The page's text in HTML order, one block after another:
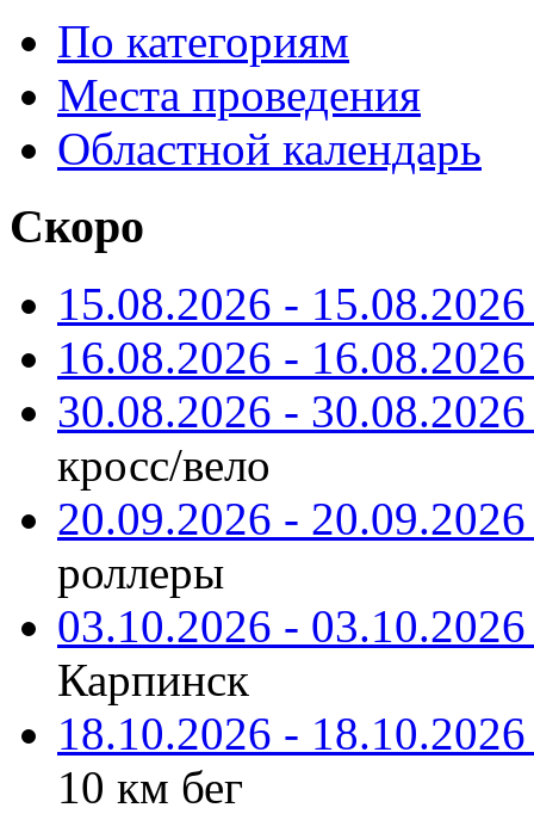
По категориям
Места проведения
Областной календарь
Скоро
15.08.2026 -
16.08.2026 -
30.08.2026 -
кросс/вело
20.09.2026 -
роллеры
03.10.2026 -
Карпинск
18.10.2026 -
10 км бег